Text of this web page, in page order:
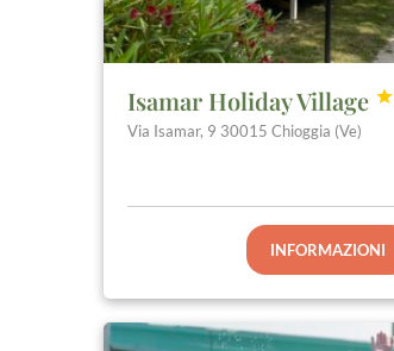
Isamar Holiday Village 
Via Isamar, 9 30015 Chioggia (Ve)
INFORMAZIONI